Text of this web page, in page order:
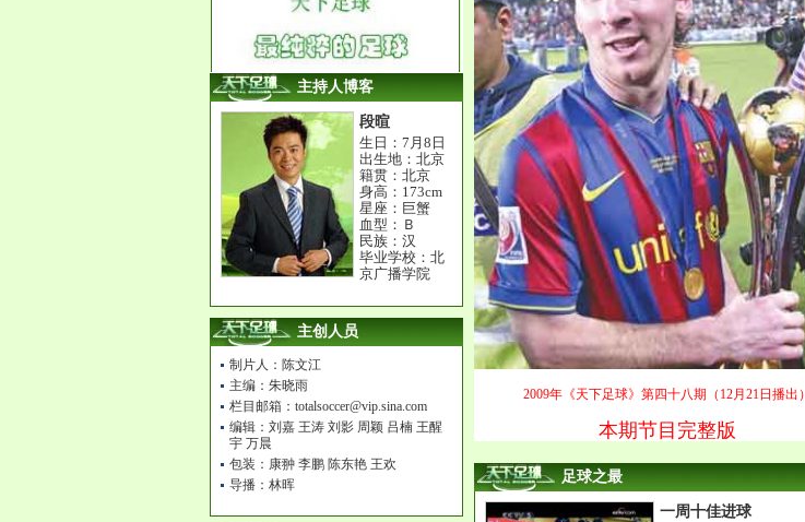
主持人博客
段暄
生日：7月8日
出生地：北京
籍贯：北京
身高：173cm
星座：巨蟹
血型：Ｂ
民族：汉
毕业学校：北
京广播学院
主创人员
制片人：陈文江
主编：朱晓雨
栏目邮箱：totalsoccer@vip.sina.com
编辑：刘嘉 王涛 刘影 周颖 吕楠 王醒
宇 万晨
包装：康翀 李鹏 陈东艳 王欢
导播：林晖
2009年《天下足球》第四十八期（12月21日播出）
本期节目完整版
足球之最
一周十佳进球